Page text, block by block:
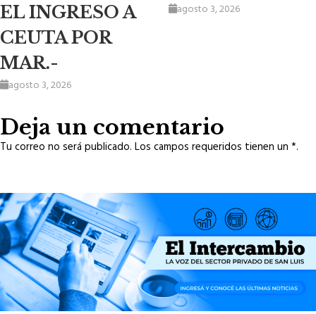
EL INGRESO A
CEUTA POR
MAR.-
agosto 3, 2026
agosto 3, 2026
Deja un comentario
Tu correo no será publicado. Los campos requeridos tienen un *.